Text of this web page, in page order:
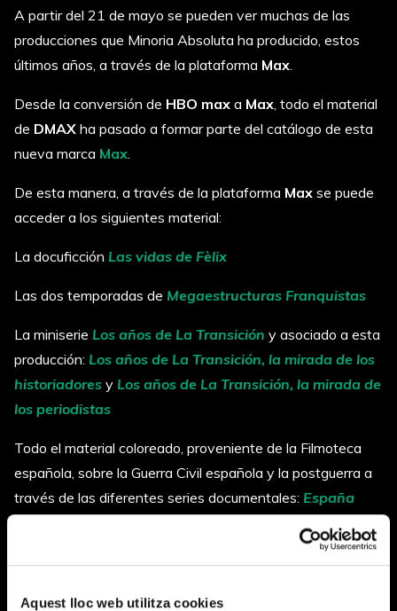
Aquest lloc web utilitza cookies
A partir del 21 de mayo se pueden ver muchas de las
producciones que Minoria Absoluta ha producido, estos
últimos años, a través de la plataforma Max
Desde la conversión de HBO max a Max , todo el material
de DMAX ha pasado a formar parte del catálogo de esta
nueva marca Max
De esta manera, a través de la plataforma Max se puede
acceder a los siguientes material:
La docuficción Las vidas de Fèlix
Las dos temporadas de Megaestructuras Franquistas
La miniserie Los años de La Transición y asociado a esta
producción: Los años de La Transición, la mirada de los
historiadores y Los años de La Transición, la mirada de
los periodistas
Todo el material coloreado, proveniente de la Filmoteca
española, sobre la Guerra Civil española y la postguerra a
través de las diferentes series documentales: España
España después
de la Guerra, el franquismo en color,La mirada de los
historiadores, el franquismo en color